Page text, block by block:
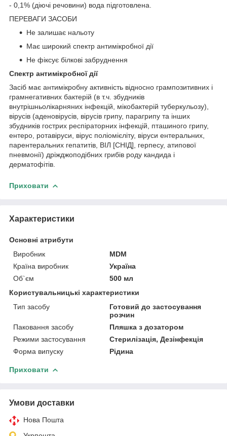
- 0,1% (діючі речовини) вода підготовлена.
ПЕРЕВАГИ ЗАСОБИ
Не залишає нальоту
Має широкий спектр антимікробної дії
Не фіксує білкові забруднення
Спектр антимікробної дії
Засіб має антимікробну активність відносно грампозитивних і
грамнегативних бактерій (в т.ч. збудників
внутрішньолікарняних інфекцій, мікобактерій туберкульозу),
вірусів (аденовірусів, вірусів грипу, парагрипу та інших
збудників гострих респіраторних інфекцій, пташиного грипу,
ентеро, ротавіруси, вірус поліомієліту, віруси ентеральних,
парентеральних гепатитів, ВІЛ [СНІД], герпесу, атипової
пневмонії) дріжджоподібних грибів роду кандида і
дерматофітів.
Приховати
Характеристики
Основні атрибути
Виробник
MDM
Країна виробник
Україна
Об`єм
500 мл
Користувальницькі характеристики
Тип засобу
Готовий до застосування
розчин
Паковання засобу
Пляшка з дозатором
Режими застосування
Стерилізація, Дезінфекція
Форма випуску
Рідина
Приховати
Умови доставки
Нова Пошта